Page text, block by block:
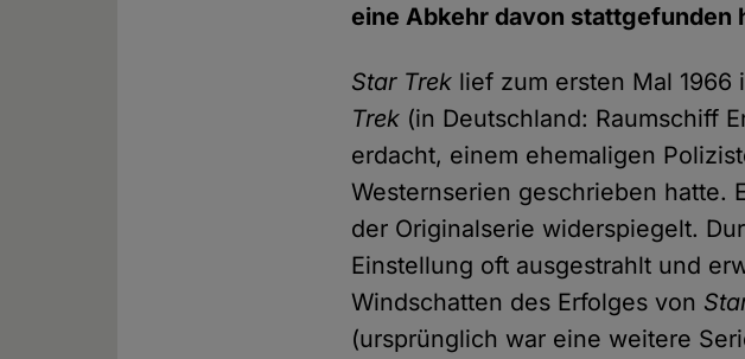
eine Abkehr davon stattgefunden
Star Trek lief zum ersten Mal 1966
Trek (in Deutschland: Raumschiff
erdacht, einem ehemaligen
Westernserien geschrieben hatte.
der Originalserie widerspiegelt.
Einstellung oft ausgestrahlt und
Windschatten des Erfolges von
(ursprünglich war eine weitere